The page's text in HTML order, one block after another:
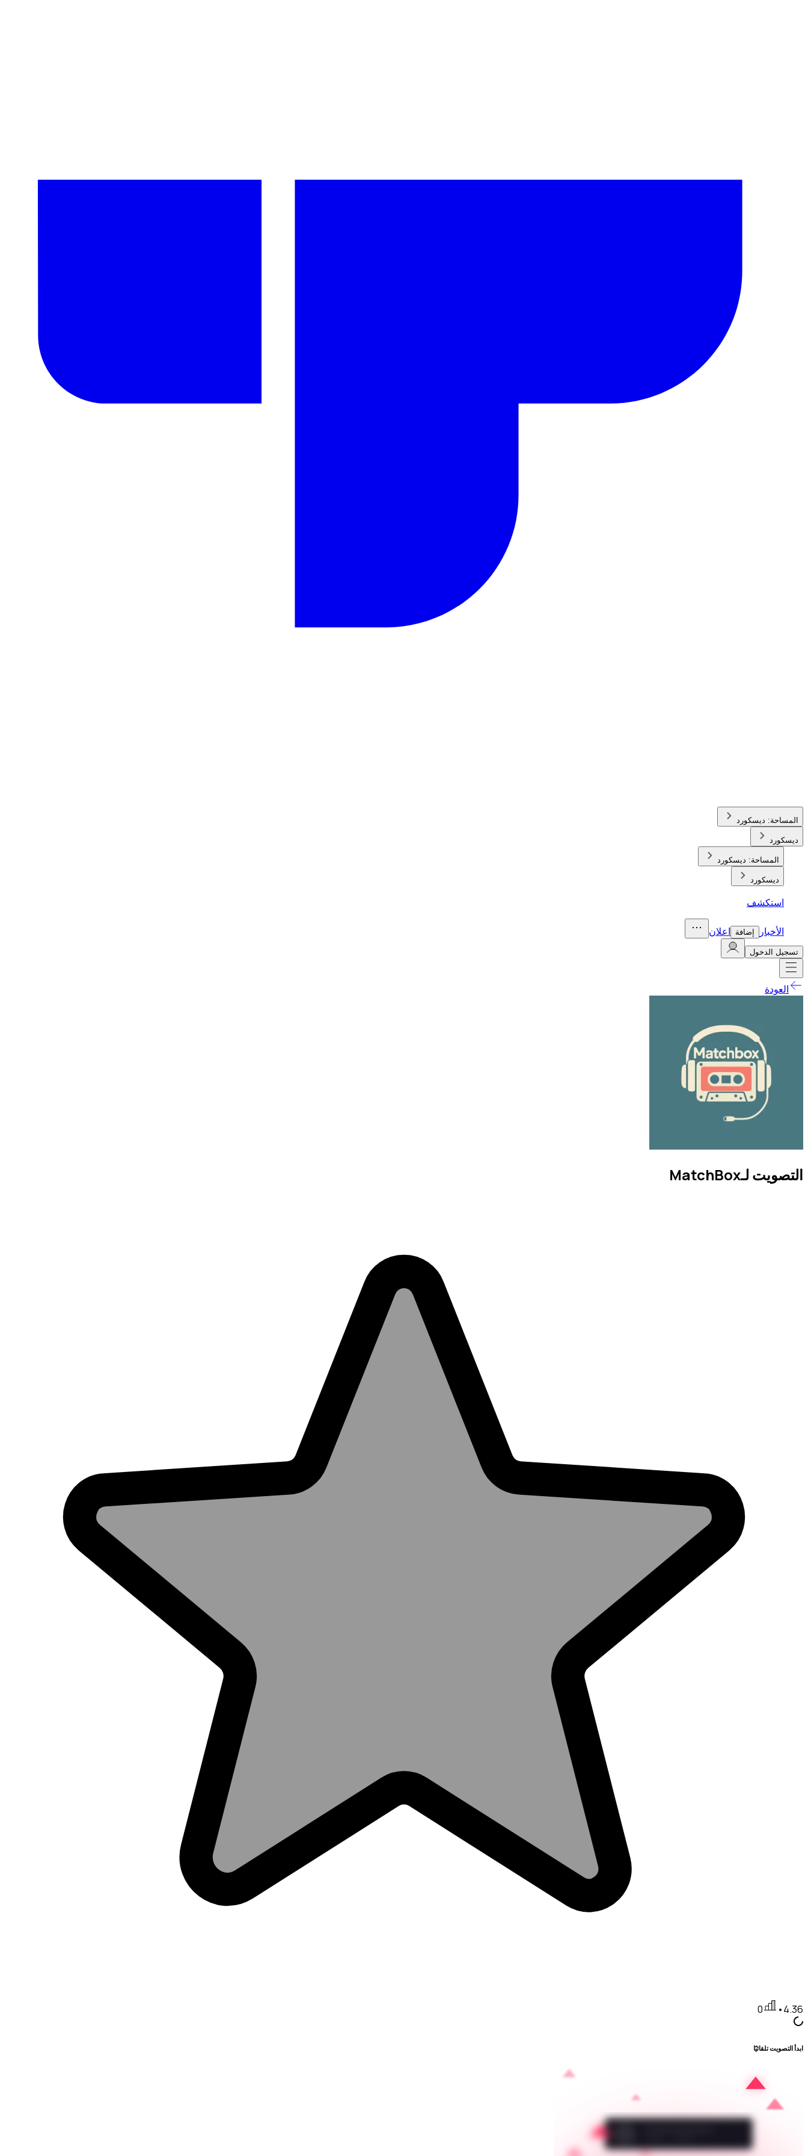
المساحة: ديسكورد
ديسكورد
المساحة: ديسكورد
ديسكورد
استكشف
الأخبار إضافة اعلان
تسجيل الدخول
العودة
التصويت لـMatchBox
4.36
•
0
ابدأ التصويت تلقائيًا